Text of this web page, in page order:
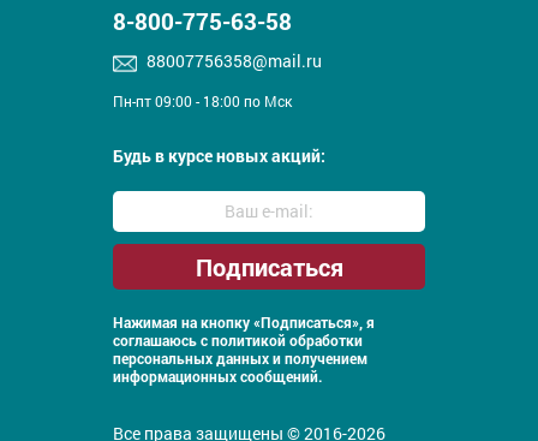
8-800-775-63-58
88007756358@mail.ru
Пн-пт 09:00 - 18:00 по Мск
Будь в курсе новых акций:
Нажимая на кнопку «Подписаться», я
соглашаюсь с политикой обработки
персональных данных и получением
информационных сообщений.
Все права защищены © 2016-2026